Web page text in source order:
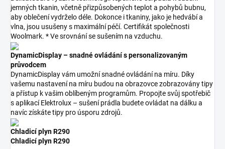
jemných tkanin, včetně přizpůsobených teplot a pohybů bubnu,
aby oblečení vydrželo déle. Dokonce i tkaniny, jako je hedvábí a
vlna, jsou usušeny s maximální péčí. Certifikát společnosti
Woolmark. * Ve srovnání se sušením na vzduchu.
DynamicDisplay – snadné ovládání s personalizovaným
průvodcem
DynamicDisplay vám umožní snadné ovládání na míru. Díky
vašemu nastavení na míru budou na obrazovce zobrazovány tipy
a přístup k vašim oblíbeným programům. Propojte svůj spotřebič
s aplikací Elektrolux – sušení prádla budete ovládat na dálku a
navíc získáte tipy pro úsporu zdrojů.
Chladicí plyn R290
Chladicí plyn R290